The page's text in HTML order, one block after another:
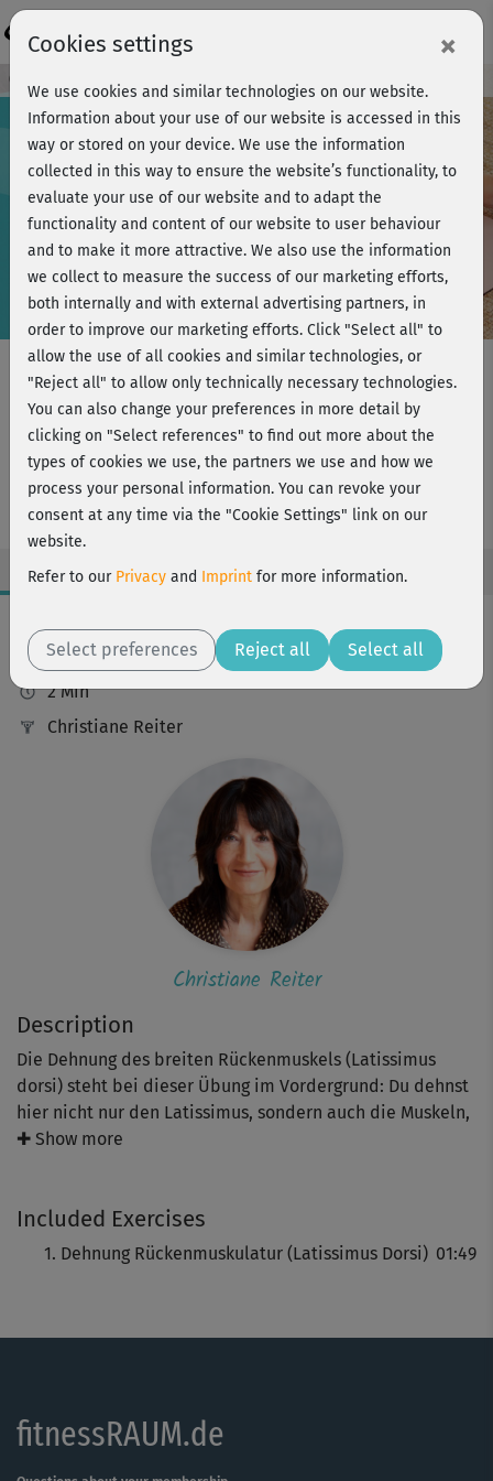
Play
Video
Course preview - join now!
Schulter - Dehnung
Rückenmuskulatur (Latissimus
Dorsi)
Description
Die Dehnung des breiten Rückenmuskels (Latissimus
dorsi) steht bei dieser Übung im Vordergrund: Du dehnst
hier nicht nur den Latissimus, sondern auch die Muskeln,
die deine Schulterblätter zur Wirbelsäule ziehen
Schultern zu bringen.
Die hier gezeigten Übungen helfen dir, einem Schulter-
Schleimbeutel) durch wiederholte Reibung oder
✚ Show more
Included Exercises
Dehnung Rückenmuskulatur (Latissimus Dorsi) 01:49
Workout Facts
beginner
2 Min
Christiane Reiter
Christiane Reiter
fitnessRAUM.de
Cookies settings ×
We use cookies and similar technologies on our website.
Information about your use of our website is accessed in this
way or stored on your device. We use the information
collected in this way to ensure the website’s functionality, to
evaluate your use of our website and to adapt the
functionality and content of our website to user behaviour
and to make it more attractive. We also use the information
we collect to measure the success of our marketing efforts,
both internally and with external advertising partners, in
order to improve our marketing efforts. Click "Select all" to
allow the use of all cookies and similar technologies, or
"Reject all" to allow only technically necessary technologies.
You can also change your preferences in more detail by
clicking on "Select references" to find out more about the
types of cookies we use, the partners we use and how we
process your personal information. You can revoke your
consent at any time via the "Cookie Settings" link on our
website.
Refer to our Privacy and Imprint for more information.
Select preferences Reject all Select all